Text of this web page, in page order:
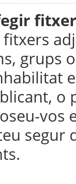
grups
vos
segur